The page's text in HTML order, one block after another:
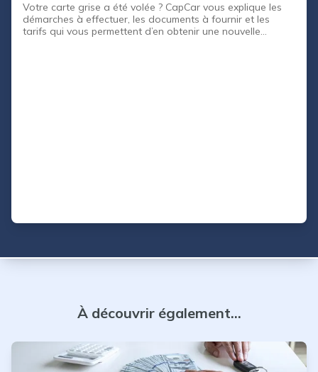
Votre carte grise a été volée ? CapCar vous explique les
démarches à effectuer, les documents à fournir et les
tarifs qui vous permettent d’en obtenir une nouvelle
À découvrir également...